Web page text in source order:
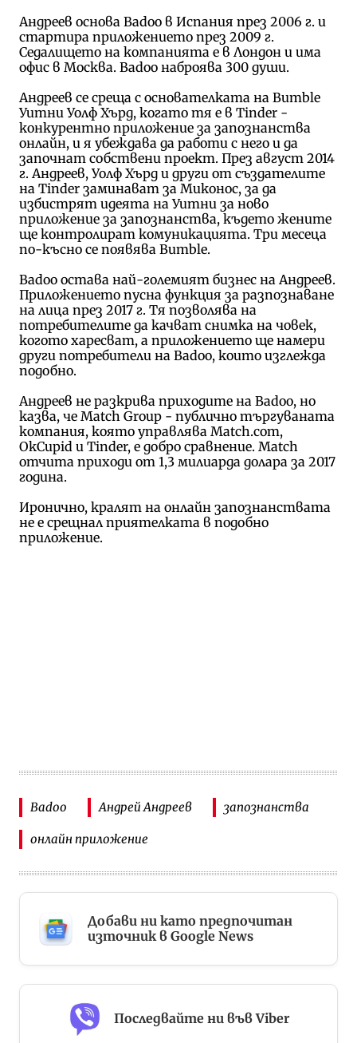
Андреев основа Badoo в Испания през 2006 г. и
стартира приложението през 2009 г.
Седалището на компанията е в Лондон и има
офис в Москва. Badoo наброява 300 души.
Андреев се среща с основателката на Bumble
Уитни Уолф Хърд, когато тя е в Tinder -
конкурентно приложение за запознанства
онлайн, и я убеждава да работи с него и да
започнат собствени проект. През август 2014
г. Андреев, Уолф Хърд и други от създателите
на Tinder заминават за Миконос, за да
избистрят идеята на Уитни за ново
приложение за запознанства, където жените
ще контролират комуникацията. Три месеца
по-късно се появява Bumble.
Badoo остава най-големият бизнес на Андреев.
Приложението пусна функция за разпознаване
на лица през 2017 г. Тя позволява на
потребителите да качват снимка на човек,
когото харесват, а приложението ще намери
други потребители на Badoo, които изглежда
подобно.
Андреев не разкрива приходите на Badoo, но
казва, че Match Group - публично търгуваната
компания, която управлява Match.com,
OkCupid и Tinder, е добро сравнение. Match
отчита приходи от 1,3 милиарда долара за 2017
година.
Иронично, кралят на онлайн запознанствата
не е срещнал приятелката в подобно
приложение.
Badoo Андрей Андреев запознанства
онлайн приложение
Добави ни като предпочитан
източник в Google News
Последвайте ни във Viber